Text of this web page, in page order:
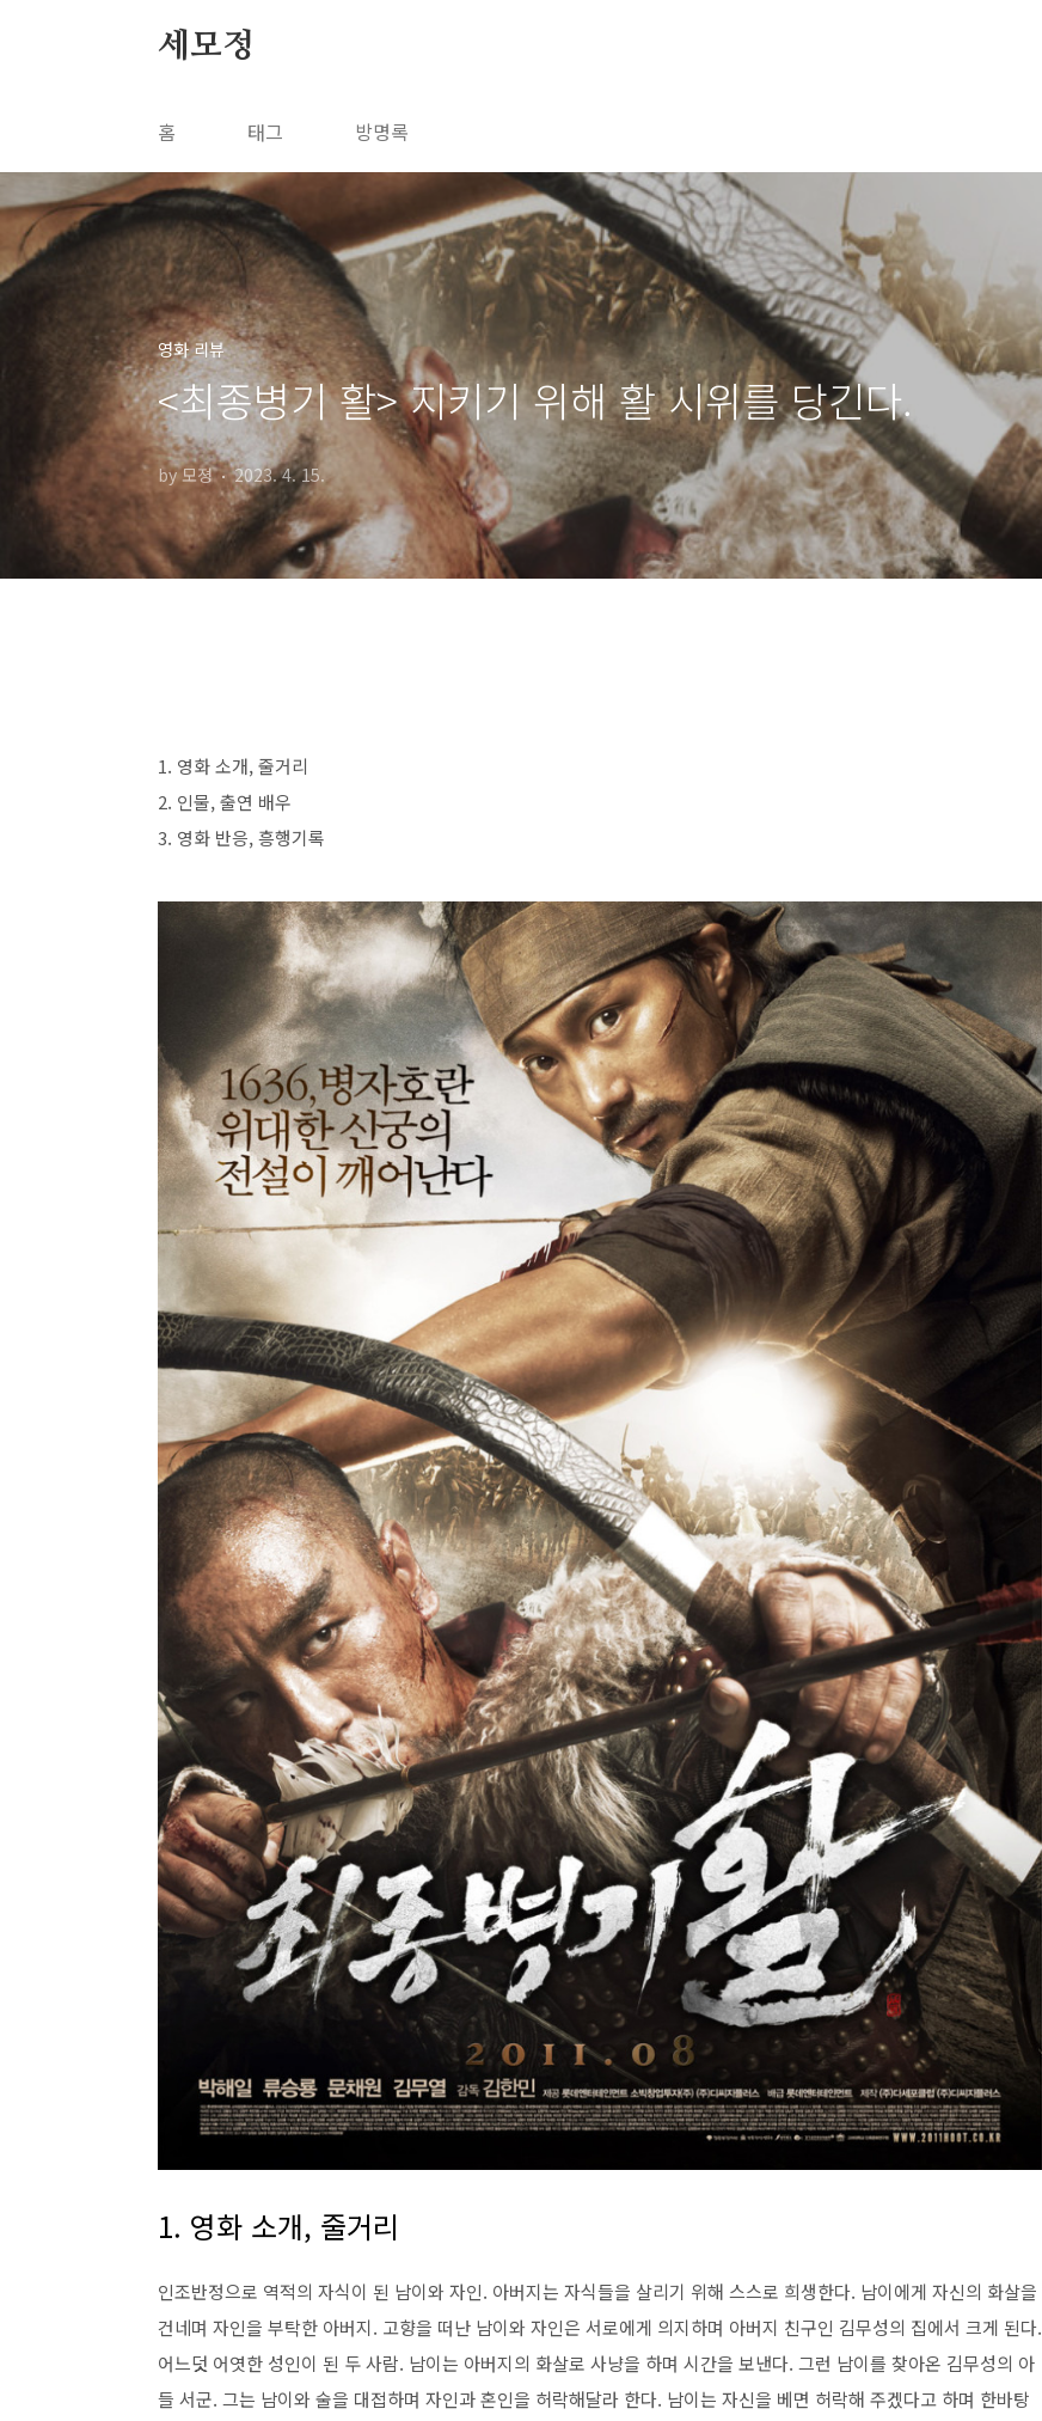
세모정
홈 태그 방명록
영화 리뷰
<최종병기 활> 지키기 위해 활 시위를 당긴다.
by 모졍 2023. 4. 15.
1. 영화 소개,줄거리
2. 인물,출연 배우
3. 영화 반응,흥행기록
1. 영화 소개, 줄거리
인조반정으로 역적의 자식이 된 남이와 자인. 아버지는 자식들을 살리기 위해 스스로 희생한다. 남이에게 자신의 화살을
건네며 자인을 부탁한 아버지. 고향을 떠난 남이와 자인은 서로에게 의지하며 아버지 친구인 김무성의 집에서 크게 된다.
어느덧 어엿한 성인이 된 두 사람. 남이는 아버지의 화살로 사냥을 하며 시간을 보낸다. 그런 남이를 찾아온 김무성의 아
들 서군. 그는 남이와 술을 대접하며 자인과 혼인을 허락해달라 한다. 남이는 자신을 베면 허락해 주겠다고 하며 한바탕